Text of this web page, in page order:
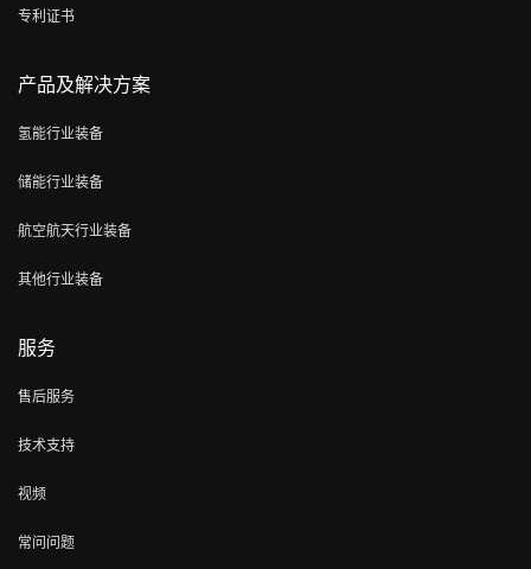
专利证书
产品及解决方案
氢能行业装备
储能行业装备
航空航天行业装备
其他行业装备
服务
售后服务
技术支持
视频
常问问题